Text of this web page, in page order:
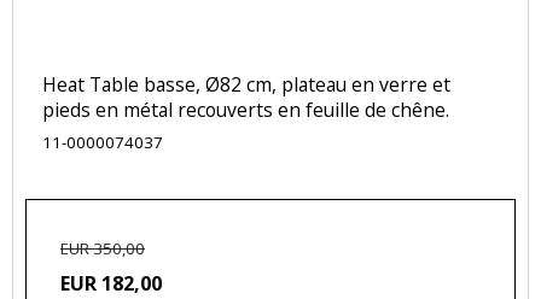
Heat Table basse, Ø82 cm, plateau en verre et
pieds en métal recouverts en feuille de chêne.
11-0000074037
EUR 350,00
EUR 182,00